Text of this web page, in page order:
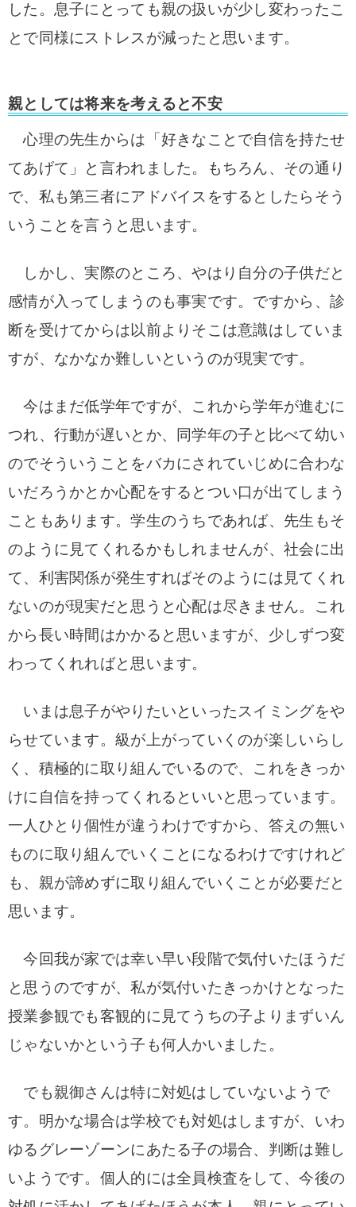
した。息子にとっても親の扱いが少し変わったこ
とで同様にストレスが減ったと思います。
親としては将来を考えると不安
心理の先生からは「好きなことで自信を持たせ
てあげて」と言われました。もちろん、その通り
で、私も第三者にアドバイスをするとしたらそう
いうことを言うと思います。
しかし、実際のところ、やはり自分の子供だと
感情が入ってしまうのも事実です。ですから、診
断を受けてからは以前よりそこは意識はしていま
すが、なかなか難しいというのが現実です。
今はまだ低学年ですが、これから学年が進むに
つれ、行動が遅いとか、同学年の子と比べて幼い
のでそういうことをバカにされていじめに合わな
いだろうかとか心配をするとつい口が出てしまう
こともあります。学生のうちであれば、先生もそ
のように見てくれるかもしれませんが、社会に出
て、利害関係が発生すればそのようには見てくれ
ないのが現実だと思うと心配は尽きません。これ
から長い時間はかかると思いますが、少しずつ変
わってくれればと思います。
いまは息子がやりたいといったスイミングをや
らせています。級が上がっていくのが楽しいらし
く、積極的に取り組んでいるので、これをきっか
けに自信を持ってくれるといいと思っています。
一人ひとり個性が違うわけですから、答えの無い
ものに取り組んでいくことになるわけですけれど
も、親が諦めずに取り組んでいくことが必要だと
思います。
今回我が家では幸い早い段階で気付いたほうだ
と思うのですが、私が気付いたきっかけとなった
授業参観でも客観的に見てうちの子よりまずいん
じゃないかという子も何人かいました。
でも親御さんは特に対処はしていないようで
す。明かな場合は学校でも対処はしますが、いわ
ゆるグレーゾーンにあたる子の場合、判断は難し
いようです。個人的には全員検査をして、今後の